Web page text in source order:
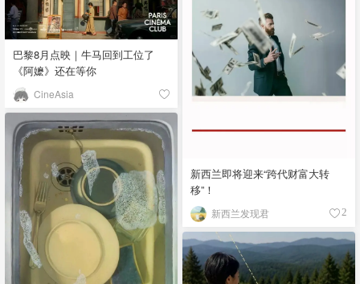
巴黎8月点映｜牛马回到工位了
《阿嬷》还在等你
CineAsia
新西兰即将迎来“跨代财富大转
移”！
新西兰发现君 2